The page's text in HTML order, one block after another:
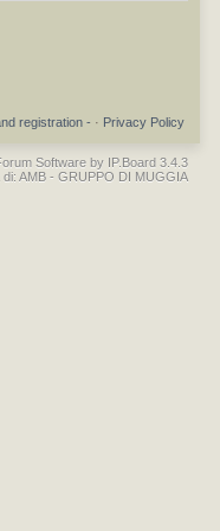
Privacy Policy
registration - ·
Software by IP.Board 3.4.3
di: AMB - GRUPPO DI MUGGIA